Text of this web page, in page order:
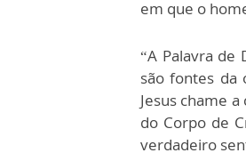
em que o
“A Palavra de
são fontes da
Jesus chame
do Corpo de
verdadeiro